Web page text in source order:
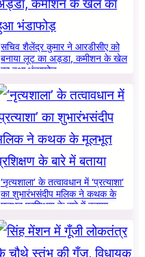
सचिव शैलेंद्र कुमार ने आरडीसीए को
बनाया लूट का अड्डा, कमीशन के खेल
का हुआ भंडाफोड़
‘नृत्यशाला’ के तत्वावधान में ‘प्रत्याशा’
का शुभारंभसंदीप मलिक ने कथक के
मूलभूत प्रशिक्षण के बारे में बताया